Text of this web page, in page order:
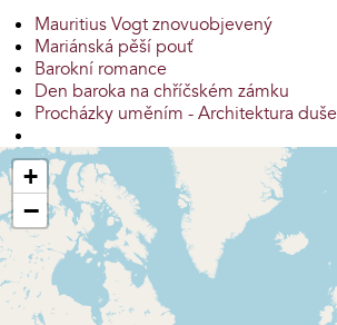
Mauritius Vogt znovuobjevený
Mariánská pěší pouť
Barokní romance
Den baroka na chříčském zámku
Procházky uměním - Architektura duše
+
−